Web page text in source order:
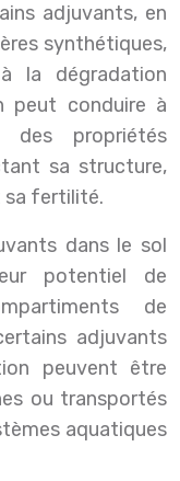
adjuvants, en
synthétiques,
la dégradation
peut conduire à
des propriétés
sa structure,
sa fertilité.
dans le sol
potentiel de
de
adjuvants
peuvent être
ou transportés
aquatiques